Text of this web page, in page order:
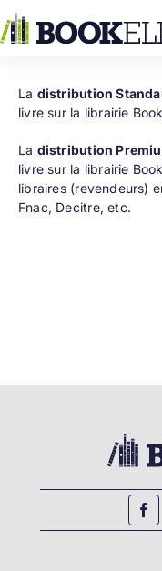
au
contenu
La distribution
livre sur la librairie
La distribution
livre sur la librairie
libraires (revendeurs)
Fnac, Decitre, etc.